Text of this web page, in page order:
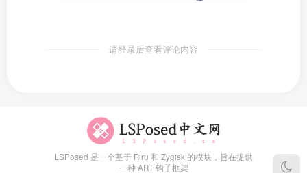
请登录后查看评论内容
LSPosed 是一个基于 Riru 和 Zygisk 的模块，旨在提供
一种 ART 钩子框架